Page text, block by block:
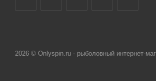
2026 © Onlyspin.ru - рыболовный интернет-